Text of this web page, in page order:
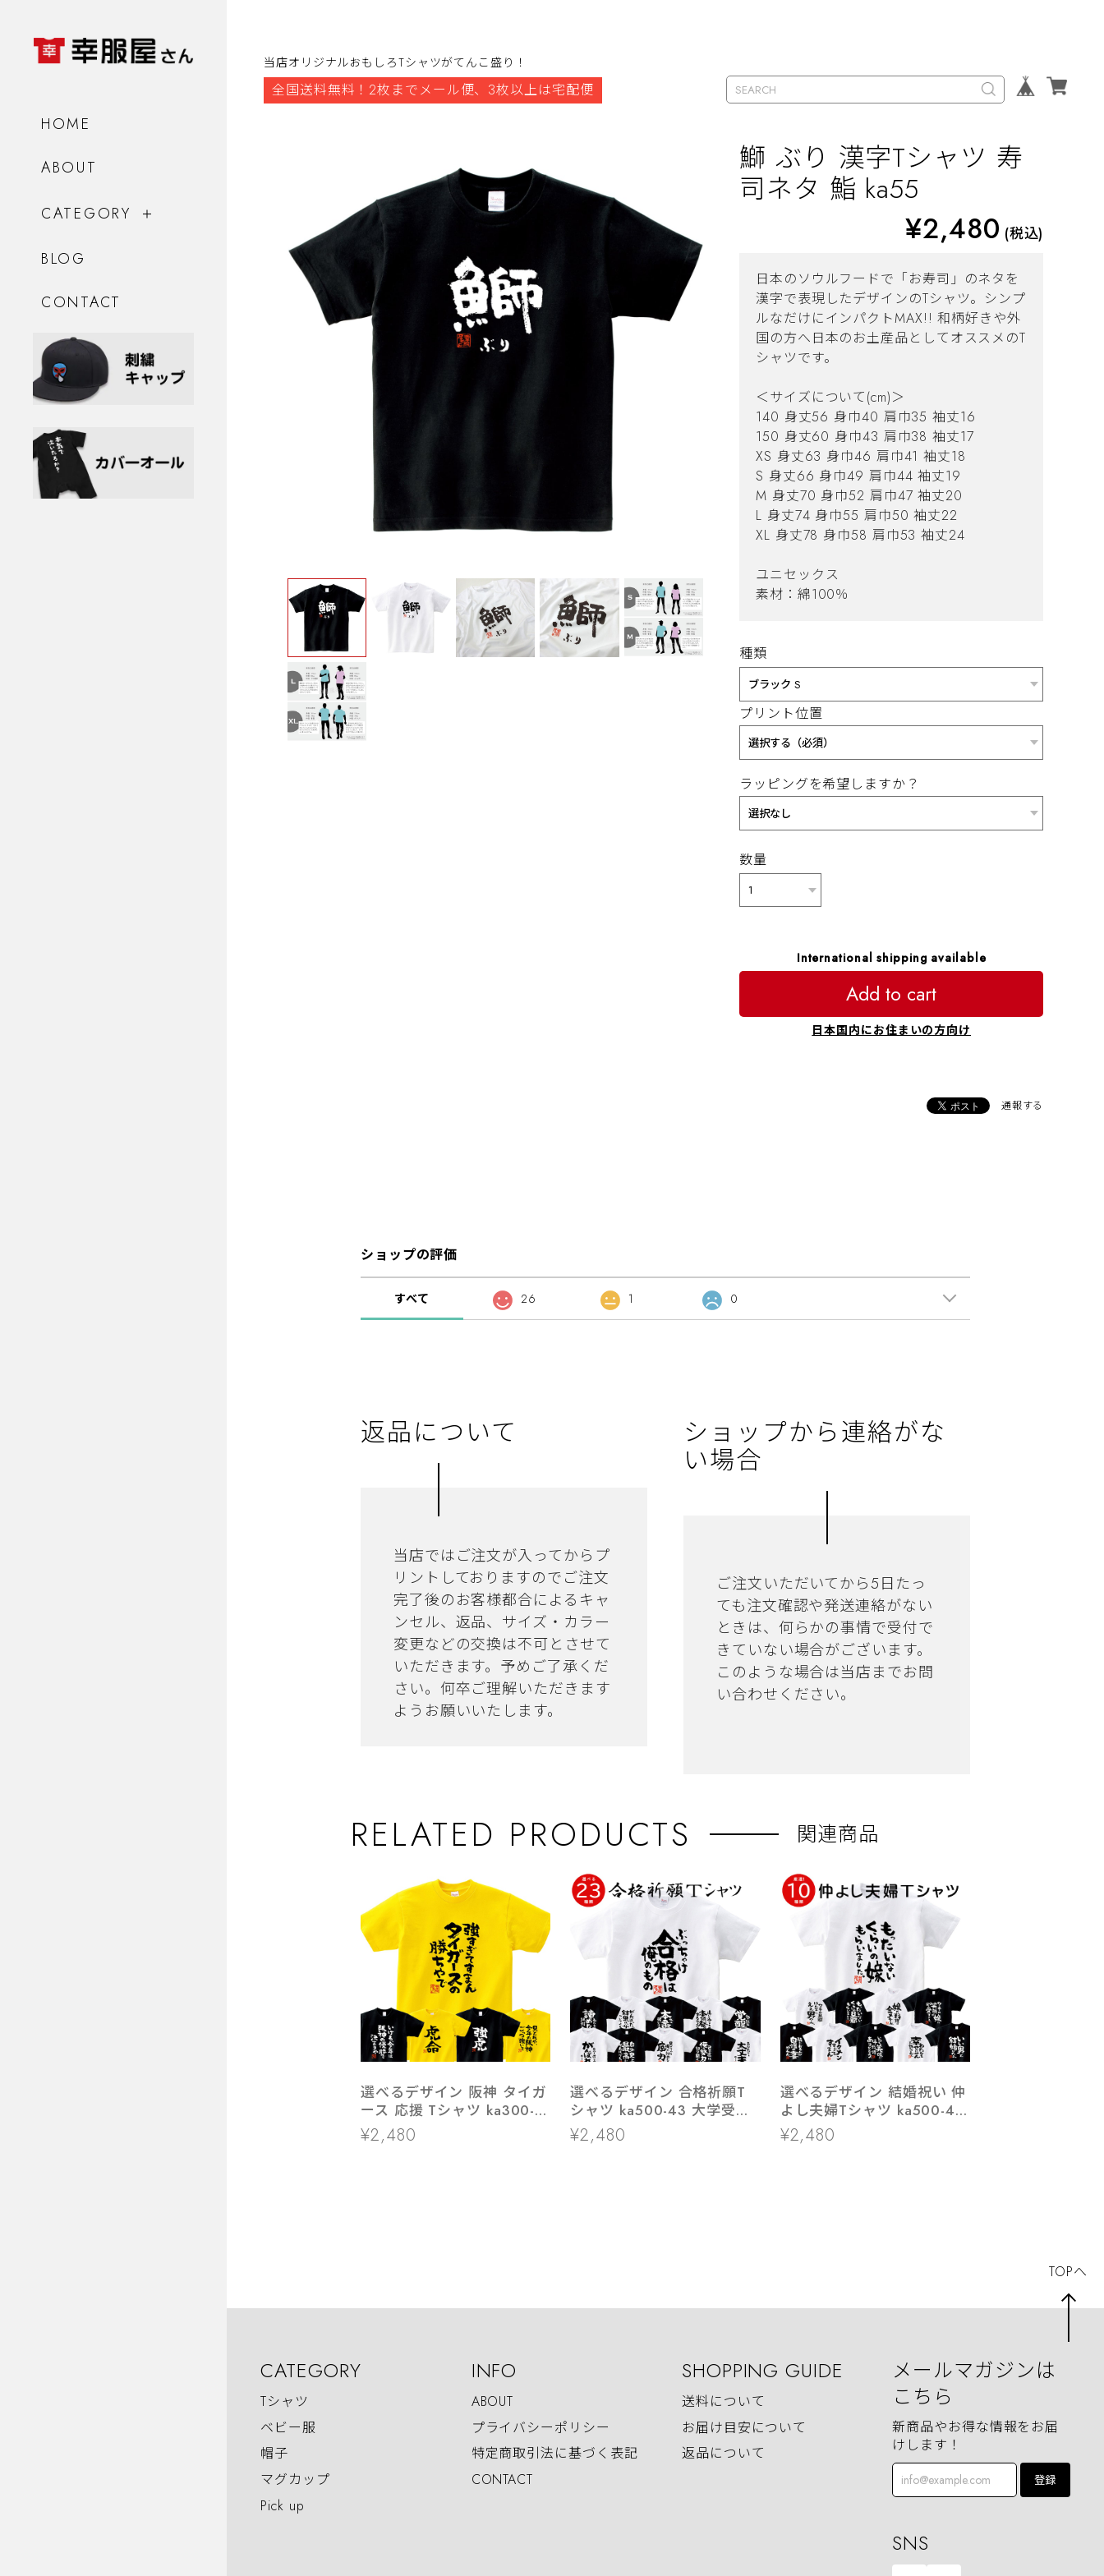
HOME
ABOUT
CATEGORY
BLOG
CONTACT
当店オリジナルおもしろTシャツがてんこ盛り！
全国送料無料！2枚までメール便、3枚以上は宅配便
鰤 ぶり 漢字Tシャツ 寿
司ネタ 鮨 ka55
¥2,480 (税込)
日本のソウルフードで「お寿司」のネタを
漢字で表現したデザインのTシャツ。シンプ
ルなだけにインパクトMAX!! 和柄好きや外
国の方へ日本のお土産品としてオススメのT
シャツです。
＜サイズについて(cm)＞
140 身丈56 身巾40 肩巾35 袖丈16
150 身丈60 身巾43 肩巾38 袖丈17
XS 身丈63 身巾46 肩巾41 袖丈18
S 身丈66 身巾49 肩巾44 袖丈19
M 身丈70 身巾52 肩巾47 袖丈20
L 身丈74 身巾55 肩巾50 袖丈22
XL 身丈78 身巾58 肩巾53 袖丈24
ユニセックス
素材：綿100％
種類
プリント位置
ラッピングを希望しますか？
数量
International shipping available
Add to cart
日本国内にお住まいの方向け
通報する
ショップの評価
すべて 26 1 0
返品について
当店ではご注文が入ってからプ
リントしておりますのでご注文
完了後のお客様都合によるキャ
ンセル、返品、サイズ・カラー
変更などの交換は不可とさせて
いただきます。予めご了承くだ
さい。何卒ご理解いただきます
ようお願いいたします。
ショップから連絡がな
い場合
ご注文いただいてから5日たっ
ても注文確認や発送連絡がない
ときは、何らかの事情で受付で
きていない場合がございます。
このような場合は当店までお問
い合わせください。
RELATED PRODUCTS 関連商品
選べるデザイン 阪神 タイガ
ース 応援 Tシャツ ka300-
52 スポーツ 虎 ファン 野球
¥2,480
選べるデザイン 合格祈願T
シャツ ka500-43 大学受験
高校受験 半袖・長袖 勝負願
掛け 資格勉強 受験対策 試
¥2,480
選べるデザイン 結婚祝い 仲
よし夫婦Tシャツ ka500-44
よめ だんな つま 夫妻 半
袖・長袖
¥2,480
CATEGORY
Tシャツ
ベビー服
帽子
マグカップ
Pick up
INFO
ABOUT
プライバシーポリシー
特定商取引法に基づく表記
CONTACT
SHOPPING GUIDE
送料について
お届け目安について
返品について
メールマガジンは
こちら
新商品やお得な情報をお届
けします！
登録
SNS
TOPへ